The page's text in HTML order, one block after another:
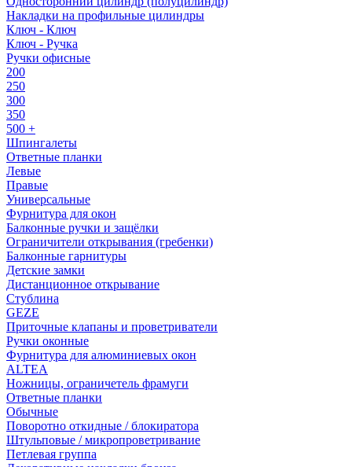
Накладки на профильные цилиндры
Ключ - Ключ
Ключ - Ручка
Ручки офисные
200
250
300
350
500 +
Шпингалеты
Ответные планки
Левые
Правые
Универсальные
Фурнитура для окон
Балконные ручки и защёлки
Ограничители открывания (гребенки)
Балконные гарнитуры
Детские замки
Дистанционное открывание
Стублина
GEZE
Приточные клапаны и проветриватели
Ручки оконные
Фурнитура для алюминиевых окон
ALTEA
Ножницы, ограничетель фрамуги
Ответные планки
Обычные
Поворотно откидные / блокиратора
Штульповые / микропроветривание
Петлевая группа